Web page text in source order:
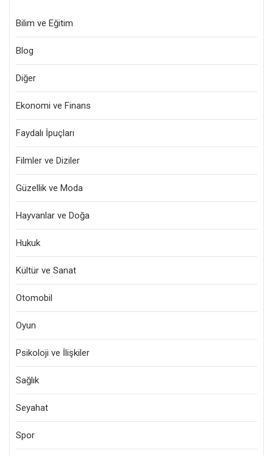
Bilim ve Eğitim
Blog
Diğer
Ekonomi ve Finans
Faydalı İpuçları
Filmler ve Diziler
Güzellik ve Moda
Hayvanlar ve Doğa
Hukuk
Kültür ve Sanat
Otomobil
Oyun
Psikoloji ve İlişkiler
Sağlık
Seyahat
Spor